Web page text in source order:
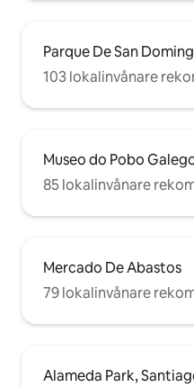
Parque De San
103 lokalinvånare
Museo do Pobo
85 lokalinvånare
Mercado De Abastos
79 lokalinvånare
Alameda Park,